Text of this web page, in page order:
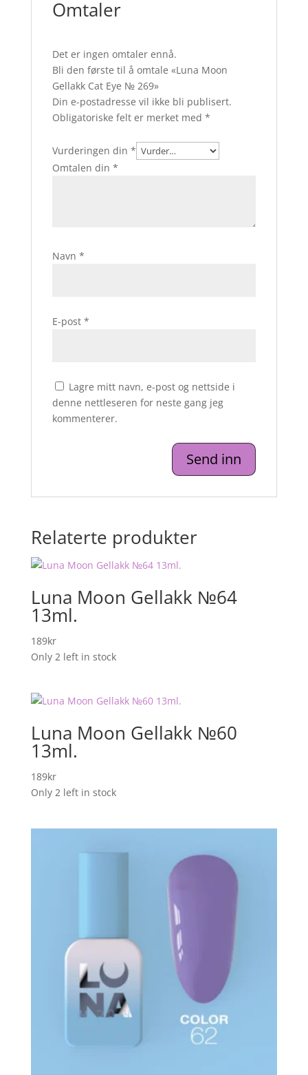
Omtaler
Det er ingen omtaler ennå.
Bli den første til å omtale «Luna Moon
Gellakk Cat Eye № 269»
Din e-postadresse vil ikke bli publisert.
Obligatoriske felt er merket med *
Vurderingen din *
Omtalen din *
Navn *
E-post *
Lagre mitt navn, e-post og nettside i
denne nettleseren for neste gang jeg
kommenterer.
Relaterte produkter
Luna Moon Gellakk №64
13ml.
189kr
Only 2 left in stock
Luna Moon Gellakk №60
13ml.
189kr
Only 2 left in stock